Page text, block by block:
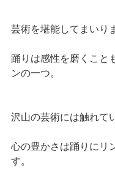
芸術を堪能してまいり
踊りは感性を磨くこと
ンの一つ。
沢山の芸術には触れて
心の豊かさは踊りにリ
す。